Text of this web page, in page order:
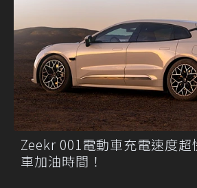
Zeekr 001電動車充電速度超
車加油時間！